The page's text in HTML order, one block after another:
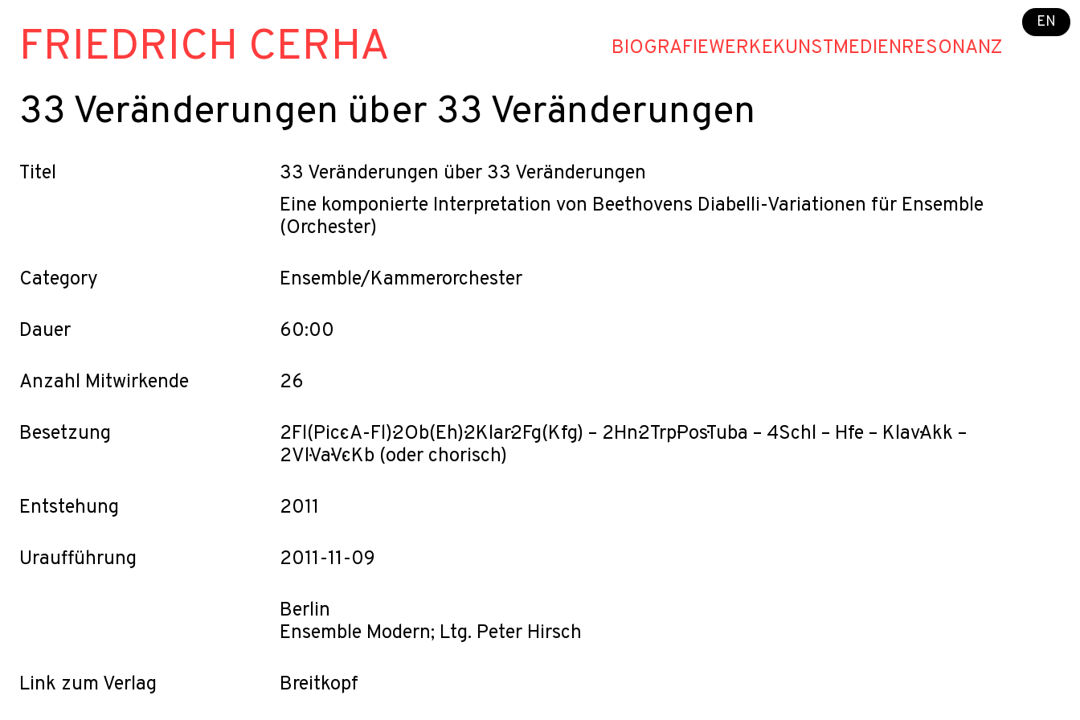
EN
FRIEDRICH CERHA BIOGRAFIEWERKEKUNSTMEDIENRESONANZ
33 Veränderungen über 33 Veränderungen
Titel
33 Veränderungen über 33 Veränderungen
Eine komponierte Interpretation von Beethovens Diabelli-Variationen für Ensemble
(Orchester)
Category Ensemble/Kammerorchester
Dauer 60:00
Anzahl Mitwirkende 26
Besetzung
2Fl(Picc·A-Fl)·2Ob(Eh)·2Klar·2Fg(Kfg) – 2Hn·2Trp·Pos·Tuba – 4Schl – Hfe – Klav·Akk –
2Vl·Va·Vc·Kb (oder chorisch)
Entstehung 2011
Uraufführung 2011-11-09
Berlin
Ensemble Modern; Ltg. Peter Hirsch
Link zum Verlag Breitkopf